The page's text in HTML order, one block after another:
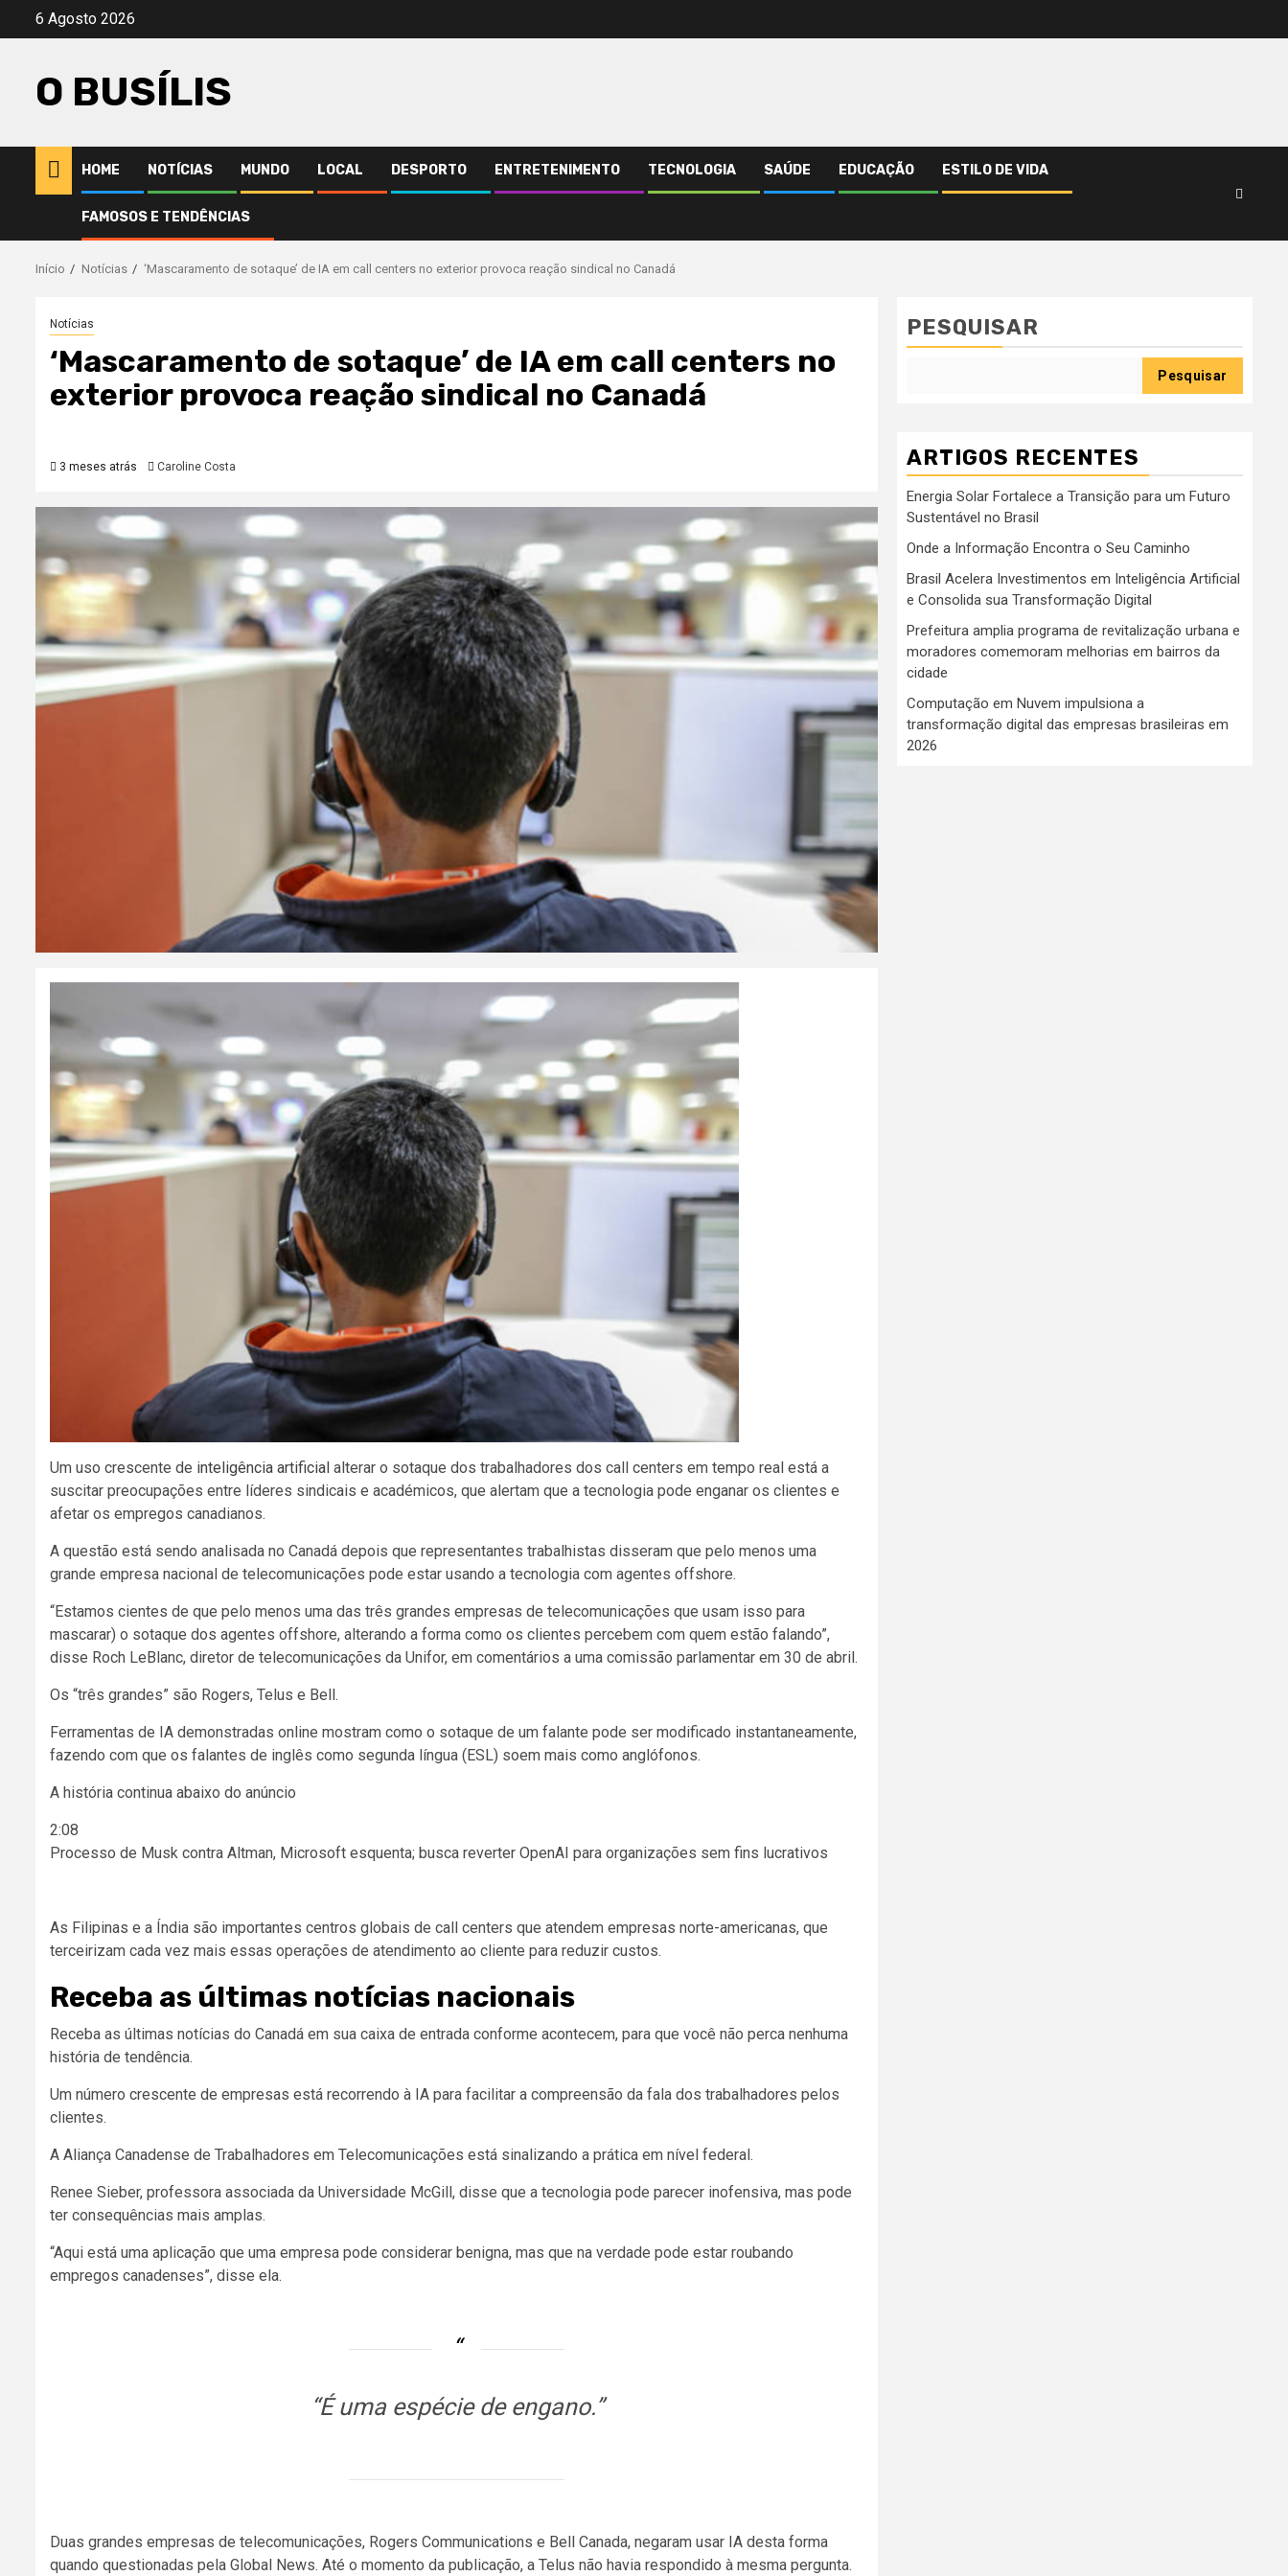
Avançar
conteúdo
6 Agosto 2026
O BUSÍLIS
HOME NOTÍCIAS MUNDO LOCAL DESPORTO ENTRETENIMENTO TECNOLOGIA SAÚDE EDUCAÇÃO ESTILO DE VIDA
FAMOSOS E TENDÊNCIAS
Início Notícias ‘Mascaramento de sotaque’ de IA em call centers no exterior provoca reação sindical no Canadá
Notícias
‘Mascaramento de sotaque’ de IA em call centers no
exterior provoca reação sindical no Canadá
3 meses atrás Caroline Costa
Um uso crescente de inteligência artificial alterar o sotaque dos trabalhadores dos call centers em tempo real está a
suscitar preocupações entre líderes sindicais e académicos, que alertam que a tecnologia pode enganar os clientes e
afetar os empregos canadianos.
A questão está sendo analisada no Canadá depois que representantes trabalhistas disseram que pelo menos uma
grande empresa nacional de telecomunicações pode estar usando a tecnologia com agentes offshore.
“Estamos cientes de que pelo menos uma das três grandes empresas de telecomunicações que usam isso para
mascarar) o sotaque dos agentes offshore, alterando a forma como os clientes percebem com quem estão falando”,
disse Roch LeBlanc, diretor de telecomunicações da Unifor, em comentários a uma comissão parlamentar em 30 de abril.
Os “três grandes” são Rogers, Telus e Bell.
Ferramentas de IA demonstradas online mostram como o sotaque de um falante pode ser modificado instantaneamente,
fazendo com que os falantes de inglês como segunda língua (ESL) soem mais como anglófonos.
A história continua abaixo do anúncio
2:08
Processo de Musk contra Altman, Microsoft esquenta; busca reverter OpenAI para organizações sem fins lucrativos
As Filipinas e a Índia são importantes centros globais de call centers que atendem empresas norte-americanas, que
terceirizam cada vez mais essas operações de atendimento ao cliente para reduzir custos.
Receba as últimas notícias nacionais
Receba as últimas notícias do Canadá em sua caixa de entrada conforme acontecem, para que você não perca nenhuma
história de tendência.
Um número crescente de empresas está recorrendo à IA para facilitar a compreensão da fala dos trabalhadores pelos
clientes.
A Aliança Canadense de Trabalhadores em Telecomunicações está sinalizando a prática em nível federal.
Renee Sieber, professora associada da Universidade McGill, disse que a tecnologia pode parecer inofensiva, mas pode
ter consequências mais amplas.
“Aqui está uma aplicação que uma empresa pode considerar benigna, mas que na verdade pode estar roubando
empregos canadenses”, disse ela.
“É uma espécie de engano.”
Duas grandes empresas de telecomunicações, Rogers Communications e Bell Canada, negaram usar IA desta forma
quando questionadas pela Global News. Até o momento da publicação, a Telus não havia respondido à mesma pergunta.
PESQUISAR
Pesquisar
ARTIGOS RECENTES
Energia Solar Fortalece a Transição para um Futuro
Sustentável no Brasil
Onde a Informação Encontra o Seu Caminho
Brasil Acelera Investimentos em Inteligência Artificial
e Consolida sua Transformação Digital
Prefeitura amplia programa de revitalização urbana e
moradores comemoram melhorias em bairros da
cidade
Computação em Nuvem impulsiona a
transformação digital das empresas brasileiras em
2026